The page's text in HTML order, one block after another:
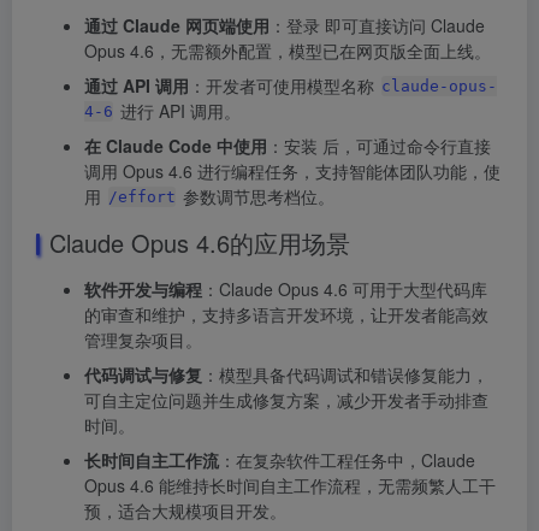
通过 Claude 网页端使用 ：登录 即可直接访问 Claude
Opus 4.6，无需额外配置，模型已在网页版全面上线。
通过 API 调用 ：开发者可使用模型名称 claude-opus-
4-6 进行 API 调用。
在 Claude Code 中使用 ：安装 后，可通过命令行直接
调用 Opus 4.6 进行编程任务，支持智能体团队功能，使
用 /effort 参数调节思考档位。
Claude Opus 4.6的应用场景
软件开发与编程 ：Claude Opus 4.6 可用于大型代码库
的审查和维护，支持多语言开发环境，让开发者能高效
管理复杂项目。
代码调试与修复 ：模型具备代码调试和错误修复能力，
可自主定位问题并生成修复方案，减少开发者手动排查
时间。
长时间自主工作流 ：在复杂软件工程任务中，Claude
Opus 4.6 能维持长时间自主工作流程，无需频繁人工干
预，适合大规模项目开发。